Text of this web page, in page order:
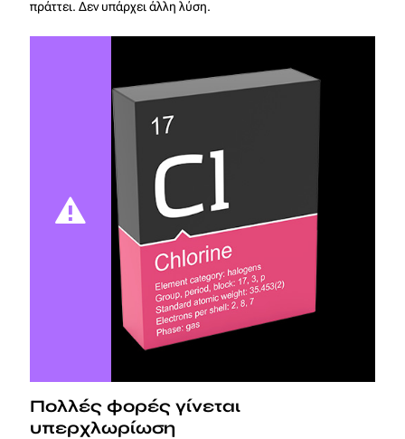
πράττει. Δεν υπάρχει άλλη λύση.
Πολλές φορές γίνεται
υπερχλωρίωση